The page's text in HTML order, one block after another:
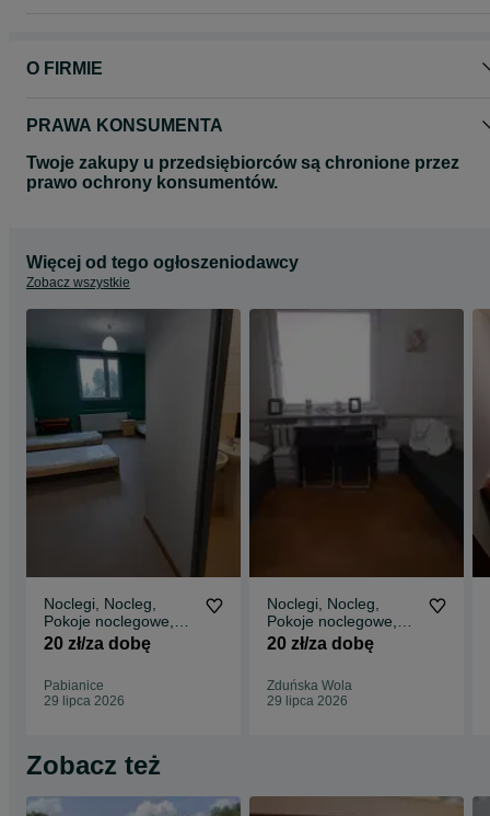
O FIRMIE
PRAWA KONSUMENTA
Twoje zakupy u przedsiębiorców są chronione przez
prawo ochrony konsumentów.
Więcej od tego ogłoszeniodawcy
Zobacz wszystkie
Noclegi, Nocleg,
Pokoje noclegowe,
Hostel krótkie terminy
20 zł/za dobę
Pabianice
29 lipca 2026
Noclegi, Nocleg,
Pokoje noclegowe,
Hostel Zduńska Wola
20 zł/za dobę
Zduńska Wola
29 lipca 2026
Zobacz też